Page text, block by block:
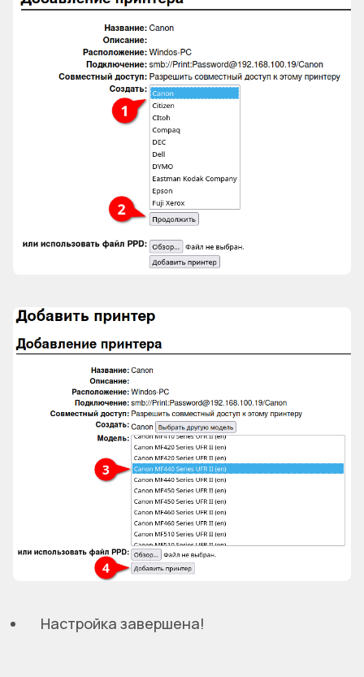
Настройка завершена!